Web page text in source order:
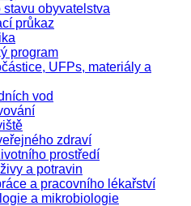
obyvatelstva
průkaz
program
UFPs, materiály a
vod
zdraví
prostředí
a potravin
a pracovního lékařství
a mikrobiologie